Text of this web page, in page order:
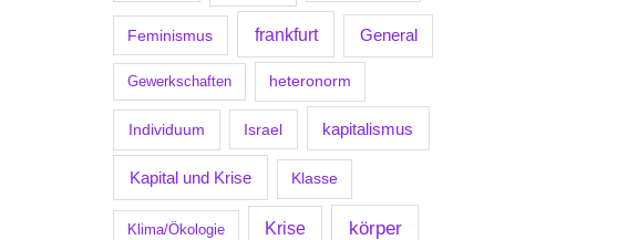
Feminismus frankfurt General
Gewerkschaften heteronorm
Individuum Israel kapitalismus
Kapital und Krise Klasse
Klima/Ökologie Krise körper